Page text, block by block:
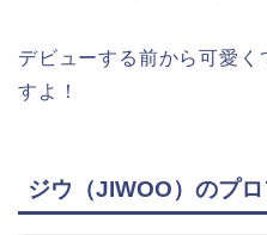
デビューする前から可愛
すよ！
ジウ（JIWOO） のプ